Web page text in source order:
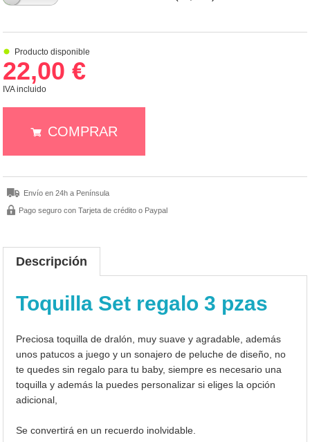
Producto disponible
22,00 €
IVA incluido
COMPRAR
Envío en 24h a Península
Pago seguro con Tarjeta de crédito o Paypal
Descripción
Toquilla Set regalo 3 pzas
Preciosa toquilla de dralón, muy suave y agradable, además
unos patucos a juego y un sonajero de peluche de diseño, no
te quedes sin regalo para tu baby, siempre es necesario una
toquilla y además la puedes personalizar si eliges la opción
adicional,
Se convertirá en un recuerdo inolvidable.